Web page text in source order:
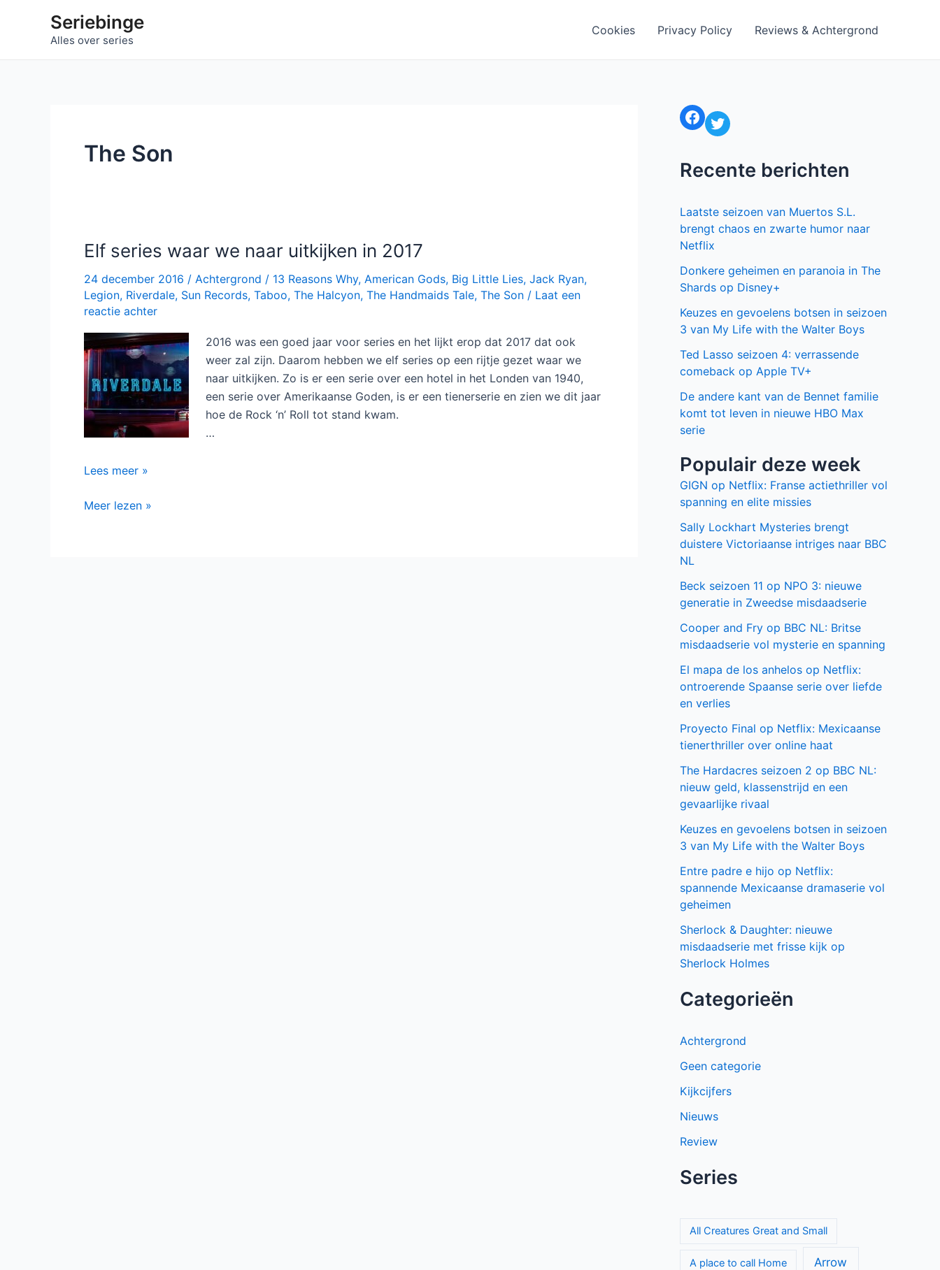
Seriebinge
Alles over series
Cookies Privacy Policy Reviews & Achtergrond
The Son
Elf series waar we naar uitkijken in 2017
24 december 2016 / Achtergrond / 13 Reasons Why, American Gods, Big Little Lies, Jack Ryan,
Legion, Riverdale, Sun Records, Taboo, The Halcyon, The Handmaids Tale, The Son / Laat een
reactie achter
2016 was een goed jaar voor series en het lijkt erop dat 2017 dat ook
weer zal zijn. Daarom hebben we elf series op een rijtje gezet waar we
naar uitkijken. Zo is er een serie over een hotel in het Londen van 1940,
een serie over Amerikaanse Goden, is er een tienerserie en zien we dit jaar
hoe de Rock ‘n’ Roll tot stand kwam.
…
Elf
waar
Lees meer »
Elf
Meer lezen »
Facebook Twitter
Recente berichten
Laatste seizoen van Muertos S.L.
brengt chaos en zwarte humor naar
Netflix
Donkere geheimen en paranoia in The
Shards op Disney+
Keuzes en gevoelens botsen in seizoen
3 van My Life with the Walter Boys
Ted Lasso seizoen 4: verrassende
comeback op Apple TV+
De andere kant van de Bennet familie
komt tot leven in nieuwe HBO Max
serie
Populair deze week
GIGN op Netflix: Franse actiethriller vol
spanning en elite missies
Sally Lockhart Mysteries brengt
duistere Victoriaanse intriges naar BBC
NL
Beck seizoen 11 op NPO 3: nieuwe
generatie in Zweedse misdaadserie
Cooper and Fry op BBC NL: Britse
misdaadserie vol mysterie en spanning
El mapa de los anhelos op Netflix:
ontroerende Spaanse serie over liefde
en verlies
Proyecto Final op Netflix: Mexicaanse
tienerthriller over online haat
The Hardacres seizoen 2 op BBC NL:
nieuw geld, klassenstrijd en een
gevaarlijke rivaal
Keuzes en gevoelens botsen in seizoen
3 van My Life with the Walter Boys
Entre padre e hijo op Netflix:
spannende Mexicaanse dramaserie vol
geheimen
Sherlock & Daughter: nieuwe
misdaadserie met frisse kijk op
Sherlock Holmes
Categorieën
Achtergrond
Geen categorie
Kijkcijfers
Nieuws
Review
Series
All Creatures Great and Small
A place to call Home Arrow